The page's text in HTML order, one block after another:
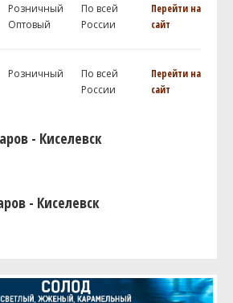
Розничный
Оптовый
По всей
России
Перейти на
сайт
Розничный
По всей
России
Перейти на
сайт
- Киселевск
- Киселевск